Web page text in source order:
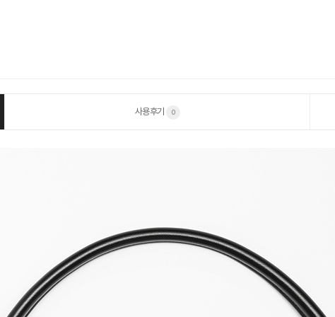
사용후기 0